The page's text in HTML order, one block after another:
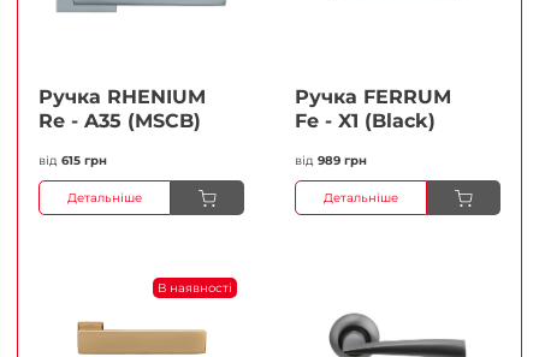
Ручка RHENIUM
Re - A35 (MSCB)
від 615 грн
Детальніше
Ручка FERRUМ
Fe - X1 (Black)
від 989 грн
Детальніше
В наявності